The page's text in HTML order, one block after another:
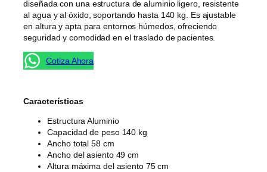
diseñada con una estructura de aluminio ligero, resistente
al agua y al óxido, soportando hasta 140 kg. Es ajustable
en altura y apta para entornos húmedos, ofreciendo
seguridad y comodidad en el traslado de pacientes.
Cotiza Ahora
Características
Estructura Aluminio
Capacidad de peso 140 kg
Ancho total 58 cm
Ancho del asiento 49 cm
Altura máxima del asiento 75 cm